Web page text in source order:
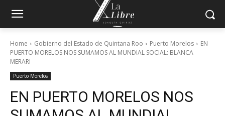
Home Gobierno del Estado de Quintana Roo Puerto Morelos
EN
PUERTO MORELOS NOS SUMAMOS AL MUNDIAL SOCIAL: BLANCA
MERARI
Puerto Morelos
EN PUERTO MORELOS NOS